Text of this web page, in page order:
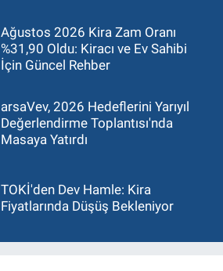
Ağustos 2026 Kira Zam Oranı
%31,90 Oldu: Kiracı ve Ev Sahibi
İçin Güncel Rehber
arsaVev, 2026 Hedeflerini Yarıyıl
Değerlendirme Toplantısı'nda
Masaya Yatırdı
TOKİ'den Dev Hamle: Kira
Fiyatlarında Düşüş Bekleniyor